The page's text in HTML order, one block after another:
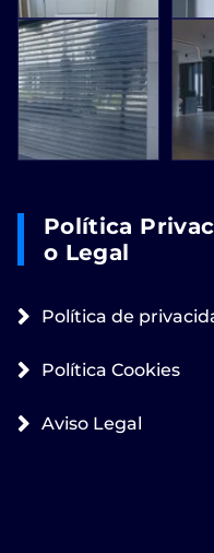
Política
O Legal
Política de
Política Cookies
Aviso Legal